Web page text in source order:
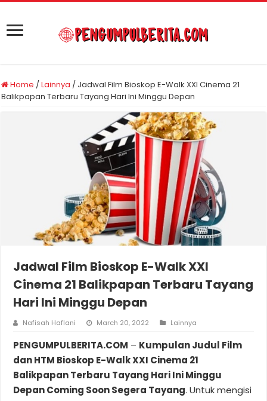
Home /Lainnya / Jadwal Film Bioskop E-Walk XXI Cinema 21
Balikpapan Terbaru Tayang Hari Ini Minggu Depan
Jadwal Film Bioskop E-Walk XXI
Cinema 21 Balikpapan Terbaru Tayang
Hari Ini Minggu Depan
Nafisah Haflani March 20, 2022 Lainnya
PENGUMPULBERITA.COM – Kumpulan Judul Film
dan HTM Bioskop E-Walk XXI Cinema 21
Balikpapan Terbaru Tayang Hari Ini Minggu
Depan Coming Soon Segera Tayang. Untuk mengisi